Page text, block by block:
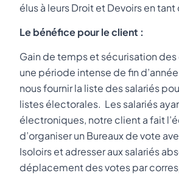
élus à leurs Droit et Devoirs en tant
Le bénéfice pour le client :
Gain de temps et sécurisation
une période intense de fin
nous fournir la liste des salariés
listes électorales. Les salariés
électroniques, notre client a fait
d’organiser un Bureaux de vote
Isoloirs et adresser aux salariés
déplacement des votes par